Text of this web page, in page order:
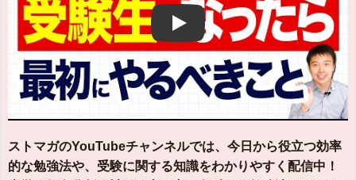
Play
ストマガのYouTubeチャンネルでは、今日から役立つ効率
的な勉強法や、受験に関する知識をわかりやすく配信中！